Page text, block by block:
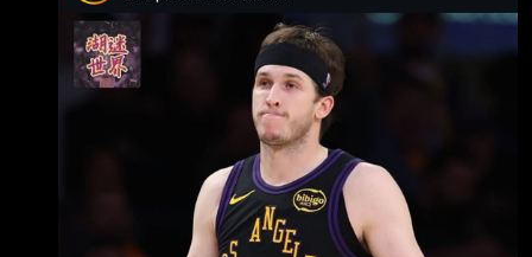
Walter 很積極要擴充管理層。」 「高度意願讓
三人組重聚，基於對老詹的尊重，會先給他時間
思考下一步，AR也會留下他 ，球季中後段那陣
子的好表現，會拿來當作整體建隊還有這個組合
的評估。」 「從季後賽看來，球員陣容深度的重
要，要如何針對77建隊，找到這三人外足夠深度
的拼 圖，就是這休賽季管理層的工作，大家都知
道這是個很重要的休賽